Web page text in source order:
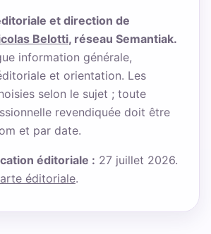
et direction de
Belotti, réseau Semantiak.
information générale,
et orientation. Les
selon le sujet ; toute
revendiquée doit être
et par date.
éditoriale : 27 juillet 2026.
éditoriale.